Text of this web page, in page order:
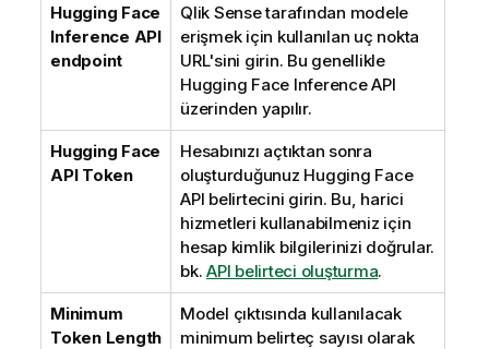
Hugging Face
Inference API
endpoint
Qlik Sensetarafından modele
erişmek için kullanılan uç nokta
URL'sini girin. Bu genellikle
Hugging Face Inference API
üzerinden yapılır.
Hugging Face
API Token
Hesabınızı açtıktan sonra
oluşturduğunuz Hugging Face
API belirtecini girin. Bu, harici
hizmetleri kullanabilmeniz için
hesap kimlik bilgilerinizi doğrular.
bk. API belirteci oluşturma.
Minimum
Token Length
Model çıktısında kullanılacak
minimum belirteç sayısı olarak